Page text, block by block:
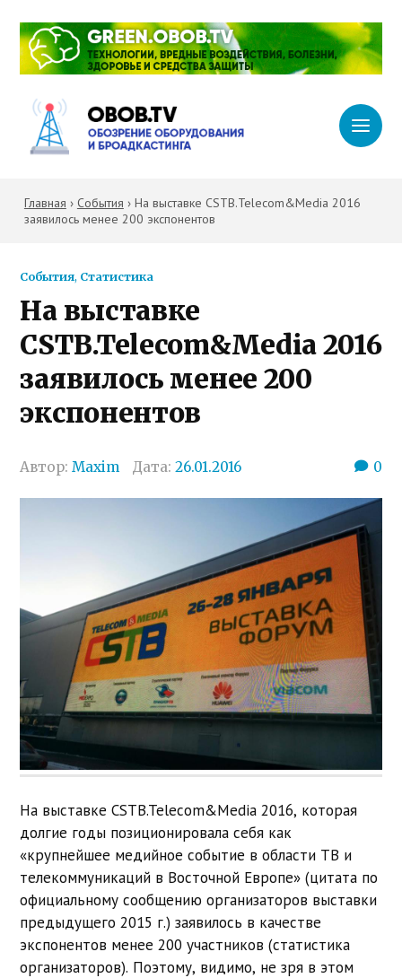
Главная › События › На выставке CSTB.Telecom&Media 2016
заявилось менее 200 экспонентов
События, Статистика
На выставке
CSTB.Telecom&Media 2016
заявилось менее 200
экспонентов
Автор:Maxim Дата:26.01.2016 0
На выставке CSTB.Telecom&Media 2016, которая
долгие годы позиционировала себя как
«крупнейшее медийное событие в области ТВ и
телекоммуникаций в Восточной Европе» (цитата по
официальному сообщению организаторов выставки
предыдущего 2015 г.) заявилось в качестве
экспонентов менее 200 участников (статистика
организаторов). Поэтому, видимо, не зря в этом